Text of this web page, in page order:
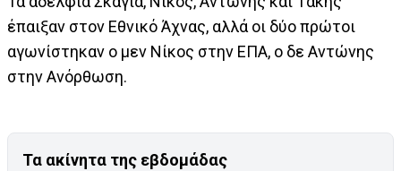
έπαιξαν στον Εθνικό Άχνας, αλλά οι δύο πρώτοι
αγωνίστηκαν ο μεν Νίκος στην ΕΠΑ, ο δε Αντώνης
στην Ανόρθωση.
Τα ακίνητα της εβδομάδας